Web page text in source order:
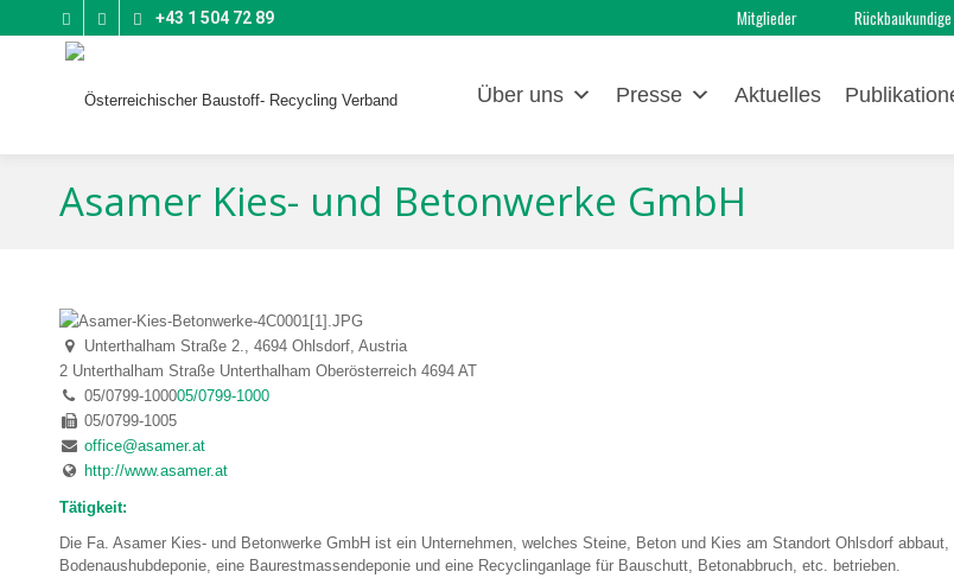
Mitglieder
+43 1 504 72 89
Über uns Presse Aktuelles
Asamer Kies- und Betonwerke GmbH
Unterthalham Straße 2., 4694 Ohlsdorf, Austria
2 Unterthalham Straße Unterthalham Oberösterreich 4694 AT
05/0799-100005/0799-1000
05/0799-1005
office@asamer.at
http://www.asamer.at
Tätigkeit:
Die Fa. Asamer Kies- und Betonwerke GmbH ist ein Unternehmen, welches Steine, Beton und Kies am Standort Ohlsdorf
Bodenaushubdeponie, eine Baurestmassendeponie und eine Recyclinganlage für Bauschutt, Betonabbruch, etc. betrieben.